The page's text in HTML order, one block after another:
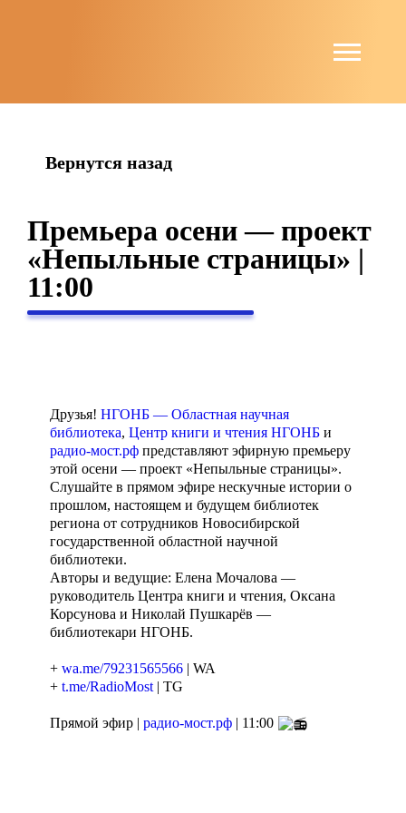
Вернутся назад
Премьера осени — проект
«Непыльные страницы» |
11:00
Друзья! НГОНБ — Областная научная
библиотека, Центр книги и чтения НГОНБ и
радио-мост.рф представляют эфирную премьеру
этой осени — проект «Непыльные страницы».
Слушайте в прямом эфире нескучные истории о
прошлом, настоящем и будущем библиотек
региона от сотрудников Новосибирской
государственной областной научной
библиотеки.
Авторы и ведущие: Елена Мочалова —
руководитель Центра книги и чтения, Оксана
Корсунова и Николай Пушкарёв —
библиотекари НГОНБ.
+ wa.me/79231565566 | WA
+ t.me/RadioMost | TG
Прямой эфир | радио-мост.рф | 11:00